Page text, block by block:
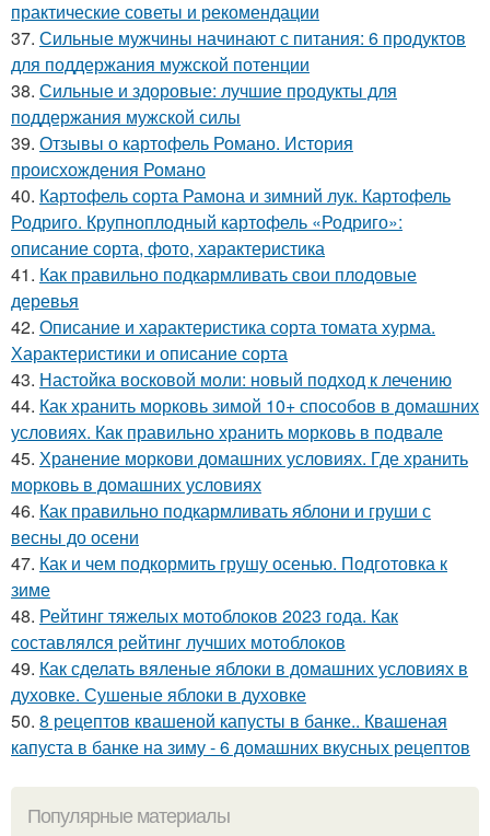
практические советы и рекомендации
37. Сильные мужчины начинают с питания: 6 продуктов
для поддержания мужской потенции
38. Сильные и здоровые: лучшие продукты для
поддержания мужской силы
39. Отзывы о картофель Романо. История
происхождения Романо
40. Картофель сорта Рамона и зимний лук. Картофель
Родриго. Крупноплодный картофель «Родриго»:
описание сорта, фото, характеристика
41. Как правильно подкармливать свои плодовые
деревья
42. Описание и характеристика сорта томата хурма.
Характеристики и описание сорта
43. Настойка восковой моли: новый подход к лечению
44. Как хранить морковь зимой 10+ способов в домашних
условиях. Как правильно хранить морковь в подвале
45. Хранение моркови домашних условиях. Где хранить
морковь в домашних условиях
46. Как правильно подкармливать яблони и груши с
весны до осени
47. Как и чем подкормить грушу осенью. Подготовка к
зиме
48. Рейтинг тяжелых мотоблоков 2023 года. Как
составлялся рейтинг лучших мотоблоков
49. Как сделать вяленые яблоки в домашних условиях в
духовке. Сушеные яблоки в духовке
50. 8 рецептов квашеной капусты в банке.. Квашеная
капуста в банке на зиму - 6 домашних вкусных рецептов
Популярные материалы